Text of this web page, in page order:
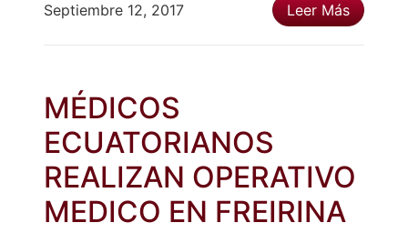
Septiembre 12, 2017 Leer Más
MÉDICOS
ECUATORIANOS
REALIZAN OPERATIVO
MEDICO EN FREIRINA